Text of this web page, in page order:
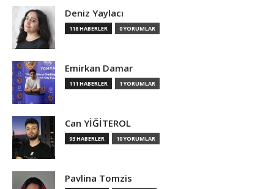
Deniz Yaylacı
118 HABERLER 0 YORUMLAR
Emirkan Damar
111 HABERLER 1 YORUMLAR
Can YİĞİTEROL
93 HABERLER 10 YORUMLAR
Pavlina Tomzis